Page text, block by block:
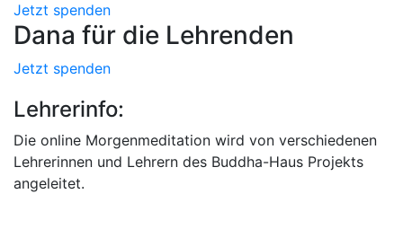
Jetzt spenden
Dana für die Lehrenden
Jetzt spenden
Lehrerinfo:
Die online Morgenmeditation wird von verschiedenen
Lehrerinnen und Lehrern des Buddha-Haus Projekts
angeleitet.